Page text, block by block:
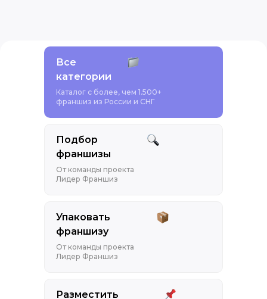
Все
категории
Каталог с более, чем 1.500+
франшиз из России и СНГ
Подбор
франшизы
От команды проекта
Лидер Франшиз
Разместить
Упаковать
франшизу
От команды проекта
Лидер Франшиз